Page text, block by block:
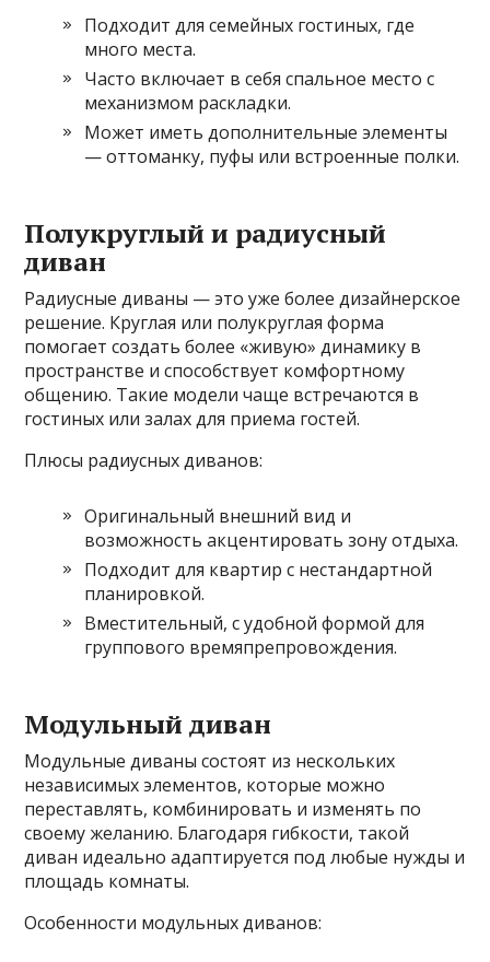
Подходит для семейных гостиных, где
много места.
Часто включает в себя спальное место с
механизмом раскладки.
Может иметь дополнительные элементы
— оттоманку, пуфы или встроенные полки.
Полукруглый и радиусный
диван
Радиусные диваны — это уже более дизайнерское
решение. Круглая или полукруглая форма
помогает создать более «живую» динамику в
пространстве и способствует комфортному
общению. Такие модели чаще встречаются в
гостиных или залах для приема гостей.
Плюсы радиусных диванов:
Оригинальный внешний вид и
возможность акцентировать зону отдыха.
Подходит для квартир с нестандартной
планировкой.
Вместительный, с удобной формой для
группового времяпрепровождения.
Модульный диван
Модульные диваны состоят из нескольких
независимых элементов, которые можно
переставлять, комбинировать и изменять по
своему желанию. Благодаря гибкости, такой
диван идеально адаптируется под любые нужды и
площадь комнаты.
Особенности модульных диванов: